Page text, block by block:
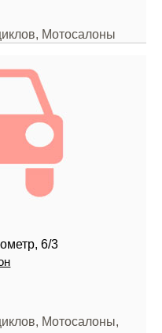
Мотосалоны
6/3
Мотосалоны,